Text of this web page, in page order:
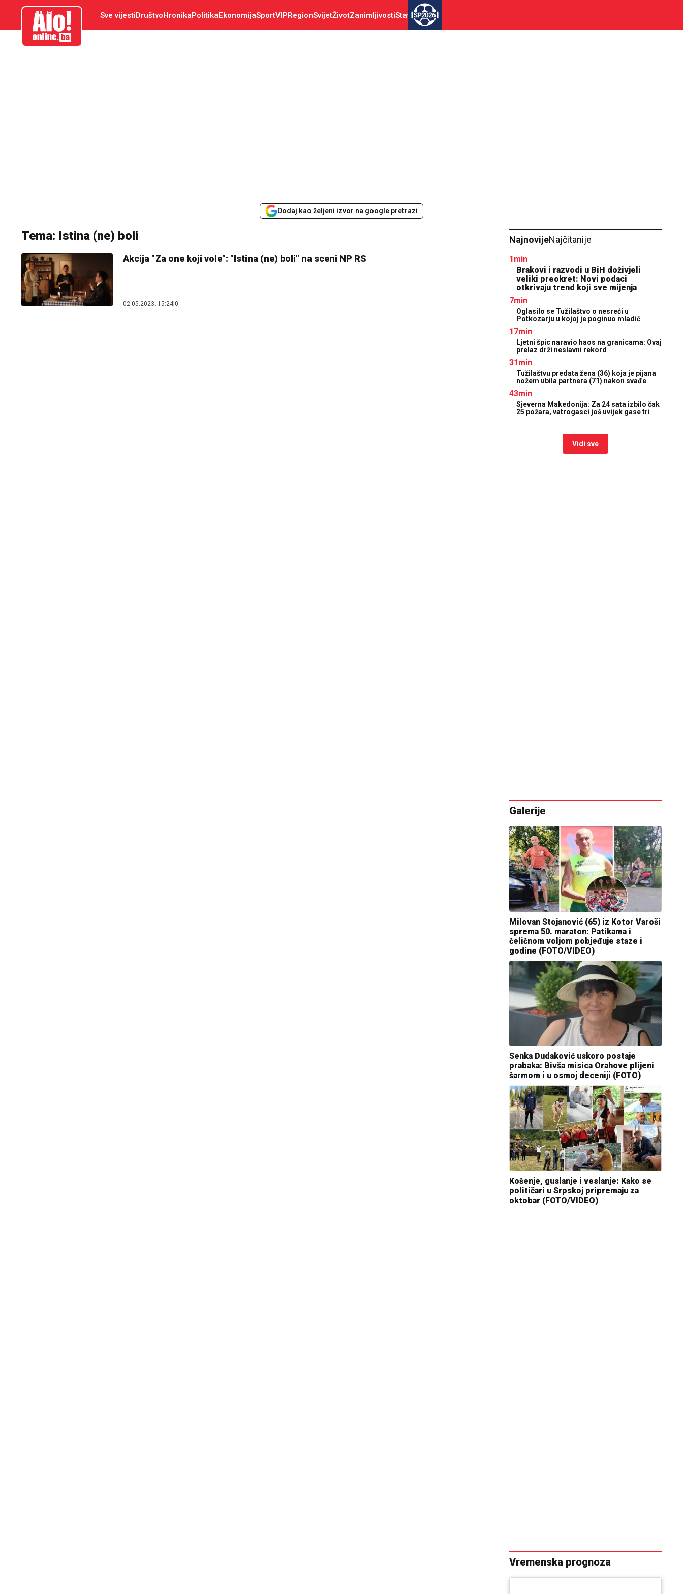
aloonline.ba Sve vijestiDruštvoHronikaPolitikaEkonomijaSportVIPRegionSvijetŽivotZanimljivostiStav SP2026
Dodaj kao željeni izvor na google pretrazi
Tema: Istina (ne) boli
Akcija "Za one koji vole": "Istina (ne) boli" na sceni NP RS
02.05.2023. 15:24|0
NajnovijeNajčitanije
1min
Brakovi i razvodi u BiH doživjeli
veliki preokret: Novi podaci
otkrivaju trend koji sve mijenja
7min
Oglasilo se Tužilaštvo o nesreći u
Potkozarju u kojoj je poginuo mladić
17min
Ljetni špic naravio haos na granicama: Ovaj
prelaz drži neslavni rekord
31min
Tužilaštvu predata žena (36) koja je pijana
nožem ubila partnera (71) nakon svađe
43min
Sjeverna Makedonija: Za 24 sata izbilo čak
25 požara, vatrogasci još uvijek gase tri
Vidi sve
Galerije
Milovan Stojanović (65) iz Kotor Varoši
sprema 50. maraton: Patikama i
čeličnom voljom pobjeđuje staze i
godine (FOTO/VIDEO)
Senka Dudaković uskoro postaje
prabaka: Bivša misica Orahove plijeni
šarmom i u osmoj deceniji (FOTO)
Košenje, guslanje i veslanje: Kako se
političari u Srpskoj pripremaju za
oktobar (FOTO/VIDEO)
Vremenska prognoza